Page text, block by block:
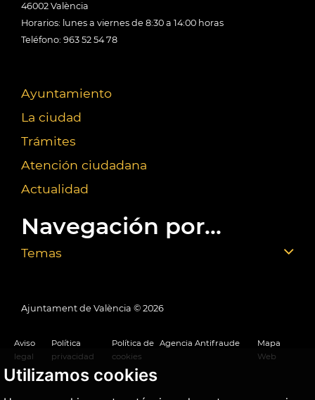
Utilizamos cookies
46002 València
Horarios: lunes a viernes de 8:30 a 14:00 horas
Teléfono: 963 52 54 78
Ayuntamiento
La ciudad
Trámites
Atención ciudadana
Actualidad
Navegación por...
Temas
Ajuntament de València © 2026
Aviso
legal
Política
privacidad
Política de
cookies
Agencia Antifraude
Mapa
Web